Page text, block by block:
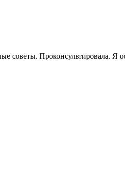
Проконсультировала. Я